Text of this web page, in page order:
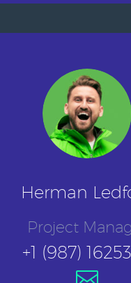
Herman
Project
+1 (987)